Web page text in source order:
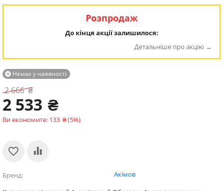
Розпродаж
До кінця акції залишилося:
Детальніше про акцію
Немає у наявності

2 666₴
2 533 ₴
Ви економите: 133 ₴(5%)
Бренд Акімов